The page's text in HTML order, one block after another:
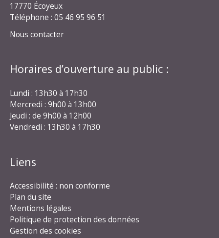
17770 Écoyeux
Téléphone : 05 46 95 96 51
Nous contacter
Horaires d’ouverture au public :
Lundi : 13h30 à 17h30
Mercredi : 9h00 à 13h00
Jeudi : de 9h00 à 12h00
Vendredi : 13h30 à 17h30
Liens
Accessibilité : non conforme
Plan du site
Mentions légales
Politique de protection des données
Gestion des cookies